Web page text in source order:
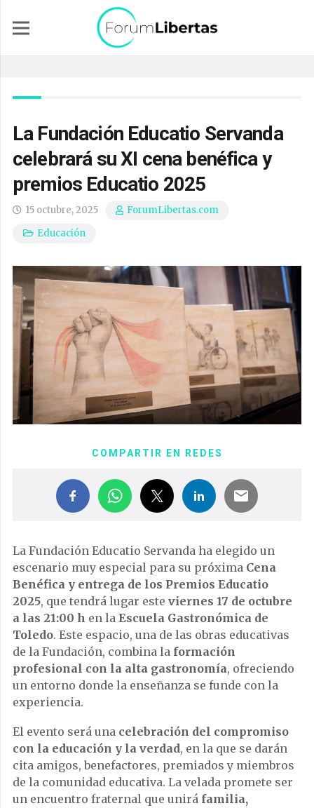
La Fundación Educatio Servanda
celebrará su XI cena benéfica y
premios Educatio 2025
15 octubre, 2025
ForumLibertas.com
Educación
COMPARTIR EN REDES
La Fundación Educatio Servanda ha elegido un
escenario muy especial para su próxima Cena
Benéfica y entrega de los Premios Educatio
2025, que tendrá lugar este viernes 17 de octubre
a las 21:00 h en la Escuela Gastronómica de
Toledo. Este espacio, una de las obras educativas
de la Fundación, combina la formación
profesional con la alta gastronomía, ofreciendo
un entorno donde la enseñanza se funde con la
experiencia.
El evento será una celebración del compromiso
con la educación y la verdad, en la que se darán
cita amigos, benefactores, premiados y miembros
de la comunidad educativa. La velada promete ser
un encuentro fraternal que unirá familia,